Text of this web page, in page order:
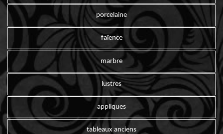
porcelaine
faïence
marbre
lustres
appliques
tableaux anciens